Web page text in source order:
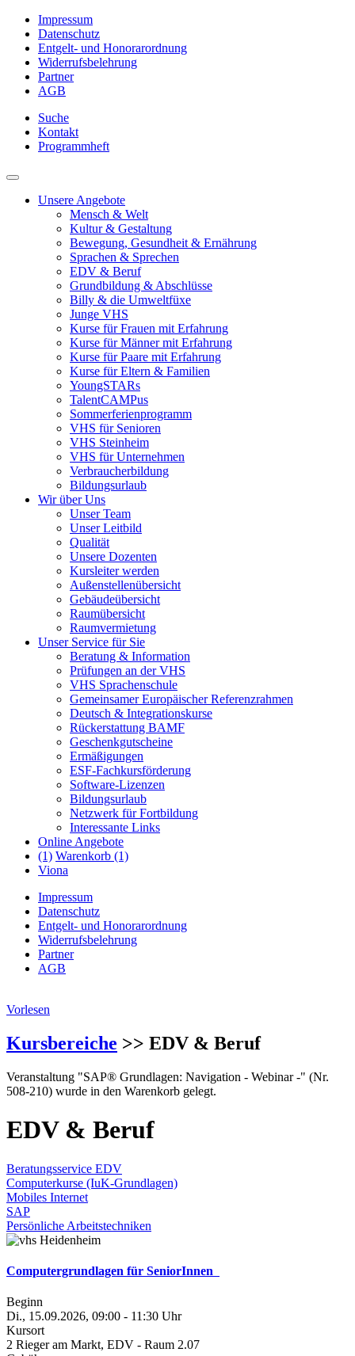
Impressum
Datenschutz
Entgelt- und Honorarordnung
Widerrufsbelehrung
Partner
AGB
Suche
Kontakt
Programmheft
Unsere Angebote
Mensch & Welt
Kultur & Gestaltung
Bewegung, Gesundheit & Ernährung
Sprachen & Sprechen
EDV & Beruf
Grundbildung & Abschlüsse
Billy & die Umweltfüxe
Junge VHS
Kurse für Frauen mit Erfahrung
Kurse für Männer mit Erfahrung
Kurse für Paare mit Erfahrung
Kurse für Eltern & Familien
YoungSTARs
TalentCAMPus
Sommerferienprogramm
VHS für Senioren
VHS Steinheim
VHS für Unternehmen
Verbraucherbildung
Bildungsurlaub
Wir über Uns
Unser Team
Unser Leitbild
Qualität
Unsere Dozenten
Kursleiter werden
Außenstellenübersicht
Gebäudeübersicht
Raumübersicht
Raumvermietung
Unser Service für Sie
Beratung & Information
Prüfungen an der VHS
VHS Sprachenschule
Gemeinsamer Europäischer Referenzrahmen
Deutsch & Integrationskurse
Rückerstattung BAMF
Geschenkgutscheine
Ermäßigungen
ESF-Fachkursförderung
Software-Lizenzen
Bildungsurlaub
Netzwerk für Fortbildung
Interessante Links
Online Angebote
(1) Warenkorb (1)
Viona
Impressum
Datenschutz
Entgelt- und Honorarordnung
Widerrufsbelehrung
Partner
AGB
Vorlesen
Kursbereiche >> EDV & Beruf
Veranstaltung "SAP® Grundlagen: Navigation - Webinar -" (Nr.
508-210) wurde in den Warenkorb gelegt.
EDV & Beruf
Beratungsservice EDV
Computerkurse (IuK-Grundlagen)
Mobiles Internet
SAP
Persönliche Arbeitstechniken
Computergrundlagen für SeniorInnen
Beginn
Di., 15.09.2026, 09:00 - 11:30 Uhr
Kursort
2 Rieger am Markt, EDV - Raum 2.07